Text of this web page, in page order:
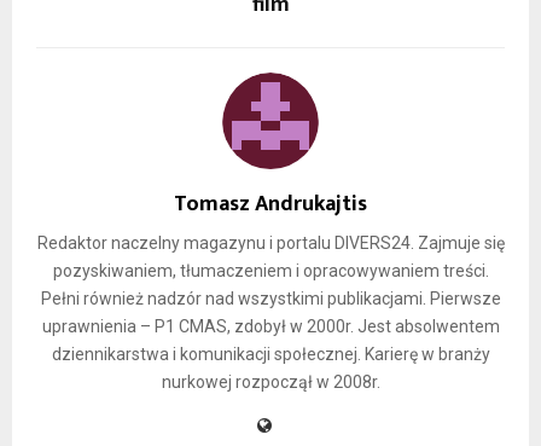
Tomasz Andrukajtis
Redaktor naczelny magazynu i portalu DIVERS24. Zajmuje się
pozyskiwaniem, tłumaczeniem i opracowywaniem treści.
Pełni również nadzór nad wszystkimi publikacjami. Pierwsze
uprawnienia – P1 CMAS, zdobył w 2000r. Jest absolwentem
dziennikarstwa i komunikacji społecznej. Karierę w branży
nurkowej rozpoczął w 2008r.